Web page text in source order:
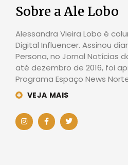
Sobre a Ale Lobo
Alessandra Vieira Lobo é
Digital Influencer. Assinou
Persona, no Jornal Notícias
até dezembro de 2016, foi
Programa Espaço News
VEJA MAIS